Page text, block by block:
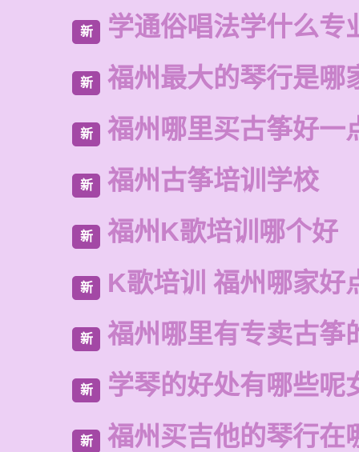
新 学通俗唱法学什么专
新 福州最大的琴行是哪
新 福州哪里买古筝好一
新 福州古筝培训学校
新 福州K歌培训哪个好
新 K歌培训 福州哪家好
新 福州哪里有专卖古筝
新 学琴的好处有哪些呢
新 福州买吉他的琴行在